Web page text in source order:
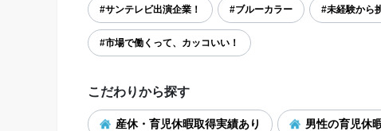
#サンテレビ出演企業！ #ブルーカラー #未経験から
#市場で働くって、カッコいい！
こだわりから探す
産休・育児休暇取得実績あり 男性の育児休